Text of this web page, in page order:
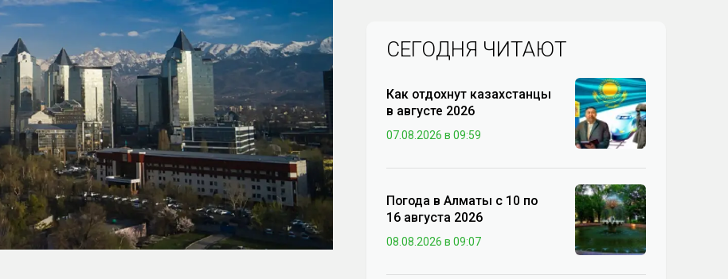
СЕГОДНЯ ЧИТАЮТ
Как отдохнут казахстанцы
в августе 2026
07.08.2026 в 09:59
Погода в Алматы с 10 по
16 августа 2026
08.08.2026 в 09:07